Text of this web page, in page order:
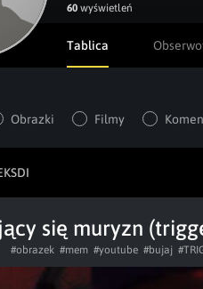
60 wyświetleń
Tablica
Obrazki Filmy
się muryzn
#obrazek #mem #youtube #bujaj